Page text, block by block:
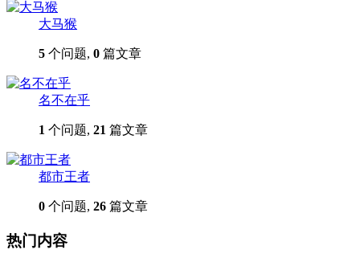
大马猴
5 个问题, 0 篇文章
名不在乎
1 个问题, 21 篇文章
都市王者
0 个问题, 26 篇文章
热门内容